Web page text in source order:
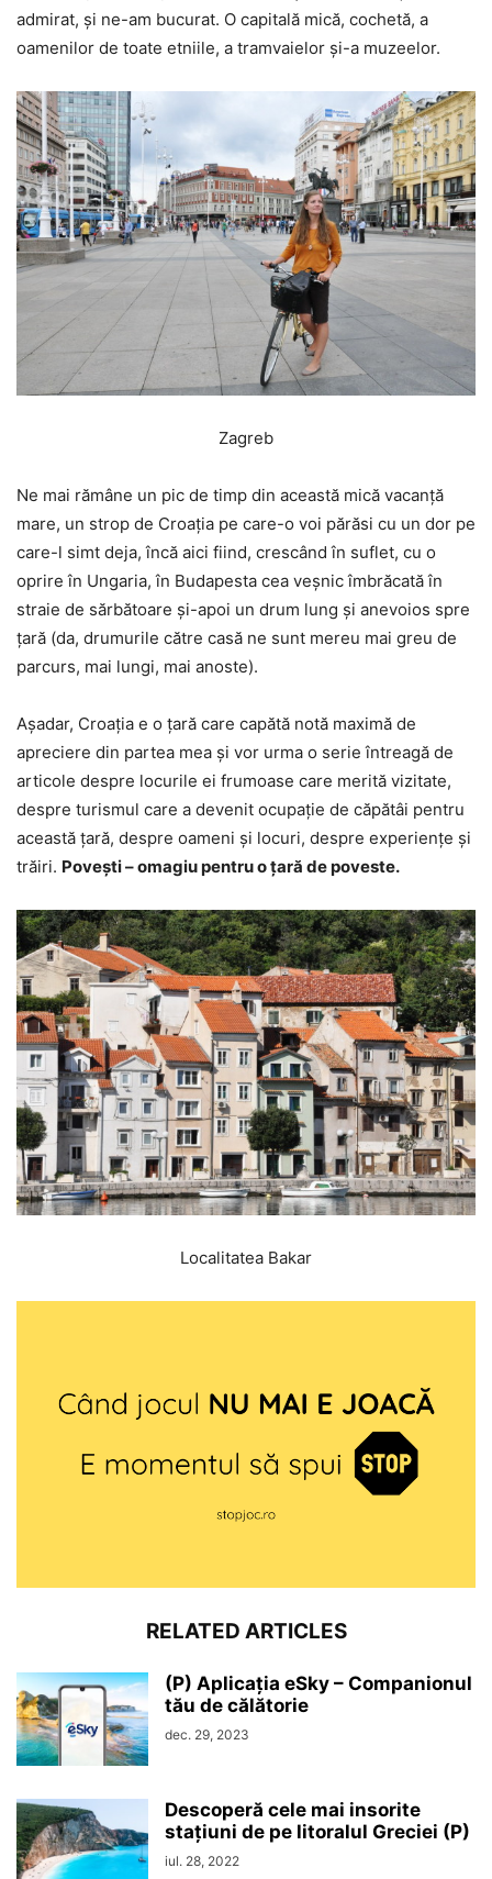
admirat, și ne-am bucurat. O capitală mică, cochetă, a
oamenilor de toate etniile, a tramvaielor și-a muzeelor.
Zagreb
Ne mai rămâne un pic de timp din această mică vacanță
mare, un strop de Croația pe care-o voi părăsi cu un dor pe
care-l simt deja, încă aici fiind, crescând în suflet, cu o
oprire în Ungaria, în Budapesta cea veșnic îmbrăcată în
straie de sărbătoare și-apoi un drum lung și anevoios spre
țară (da, drumurile către casă ne sunt mereu mai greu de
parcurs, mai lungi, mai anoste).
Așadar, Croația e o țară care capătă notă maximă de
apreciere din partea mea și vor urma o serie întreagă de
articole despre locurile ei frumoase care merită vizitate,
despre turismul care a devenit ocupație de căpătâi pentru
această țară, despre oameni și locuri, despre experiențe și
trăiri. Povești – omagiu pentru o țară de poveste.
Localitatea Bakar
RELATED ARTICLES
(P) Aplicația eSky – Companionul
tău de călătorie
dec. 29, 2023
Descoperă cele mai insorite
stațiuni de pe litoralul Greciei (P)
iul. 28, 2022